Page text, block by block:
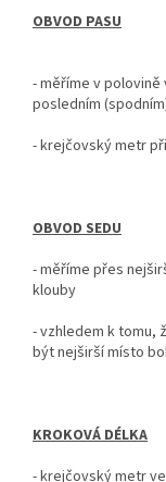
OBVOD PASU
- měříme v
posledním
- krejčovský metr
OBVOD SEDU
-měříme přes
klouby
- vzhledem k tomu,
být nejširší místo
KROKOVÁ DÉLKA
-krejčovský metr